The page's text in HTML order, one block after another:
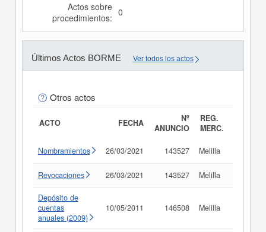
Actos sobre
procedimientos: 0
Últimos Actos BORME Ver todos los actos
Otros actos
ACTO FECHA
Nº
ANUNCIO
REG.
MERC.
Nombramientos 26/03/2021 143527 Melilla
Revocaciones 26/03/2021 143527 Melilla
Depósito de
cuentas
anuales (2009)
10/05/2011 146508 Melilla